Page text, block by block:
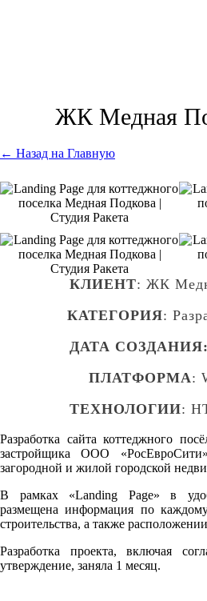
ЖК Медная
← Назад на Главную
КЛИЕНТ: ЖК
КАТЕГОРИЯ:
ДАТА СОЗДАНИЯ:
ПЛАТФОРМА:
ТЕХНОЛОГИИ:
Разработка сайта коттеджного
застройщика ООО
загородной и жилой городской
В рамках «Landing Page» в
размещена информация по
строительства, а также
Разработка проекта, включая
утверждение, заняла 1 месяц.